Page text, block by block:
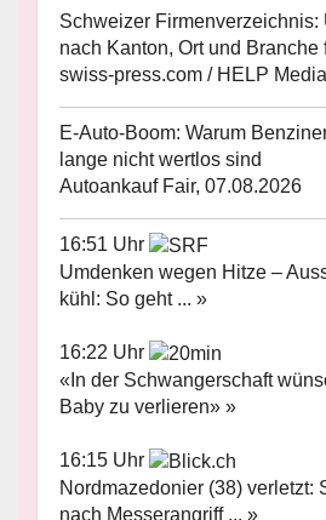
Schweizer Firmenverzeichnis:
nach Kanton, Ort und Branche
swiss-press.com / HELP
E-Auto-Boom: Warum
lange nicht wertlos sind
Autoankauf Fair, 07.08.2026
16:51 Uhr
Umdenken wegen Hitze –
kühl: So geht ... »
16:22 Uhr
«In der Schwangerschaft
Baby zu verlieren» »
16:15 Uhr
Nordmazedonier (38) verletzt:
nach Messerangriff ... »